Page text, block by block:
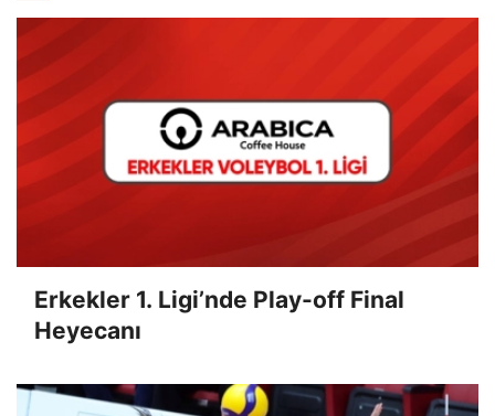
Erkekler 1. Ligi’nde Play-off Final
Heyecanı